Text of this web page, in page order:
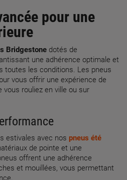
pour une
Bridgestone dotés de
une adhérence optimale et
toutes les conditions. Les pneus
vous offrir une expérience de
vous rouliez en ville ou sur
estivales avec nos pneus été
de pointe et une
offrent une adhérence
et mouillées, vous permettant